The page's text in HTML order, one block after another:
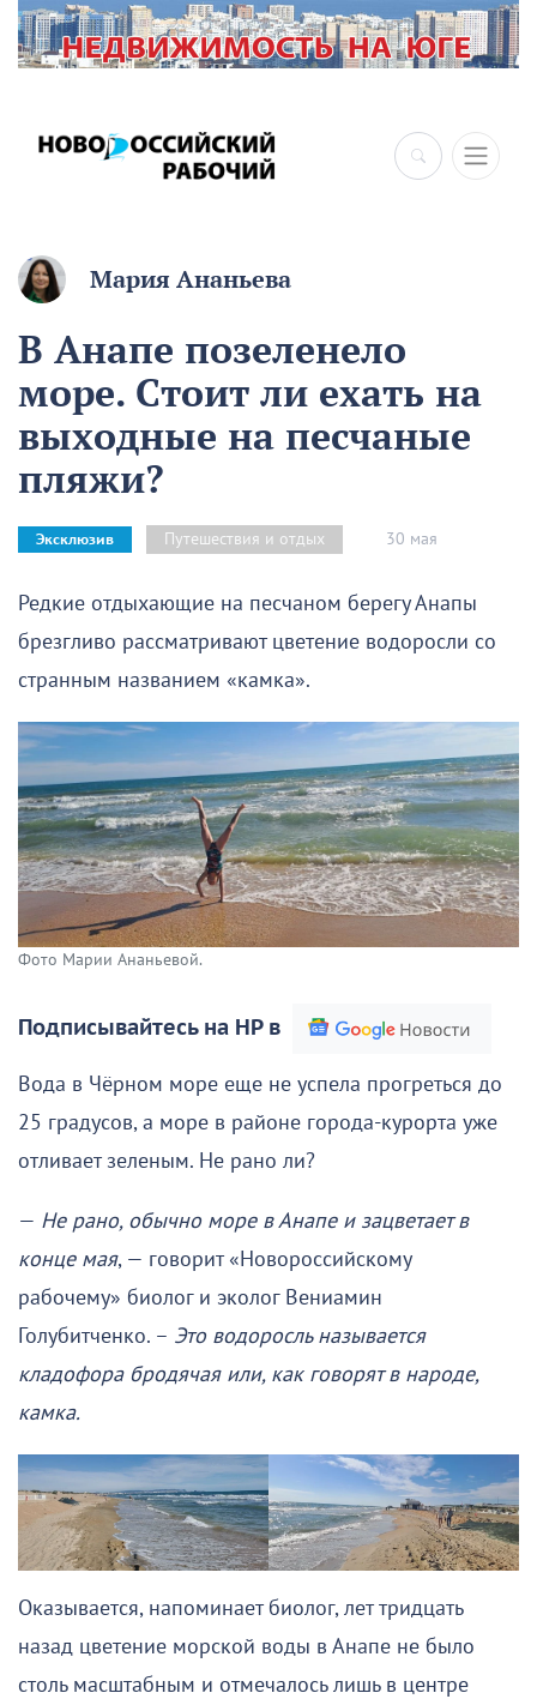
Мария Ананьева
В Анапе позеленело
море. Стоит ли ехать на
выходные на песчаные
пляжи?
Эксклюзив Путешествия и отдых 30 мая
Редкие отдыхающие на песчаном берегу Анапы
брезгливо рассматривают цветение водоросли со
странным названием «камка».
Фото Марии Ананьевой.
Подписывайтесь на НР в
Вода в Чёрном море еще не успела прогреться до
25 градусов, а море в районе города-курорта уже
отливает зеленым. Не рано ли?
— Не рано, обычно море в Анапе и зацветает в
конце мая, — говорит «Новороссийскому
рабочему» биолог и эколог Вениамин
Голубитченко. – Это водоросль называется
кладофора бродячая или, как говорят в народе,
камка.
Оказывается, напоминает биолог, лет тридцать
назад цветение морской воды в Анапе не было
столь масштабным и отмечалось лишь в центре